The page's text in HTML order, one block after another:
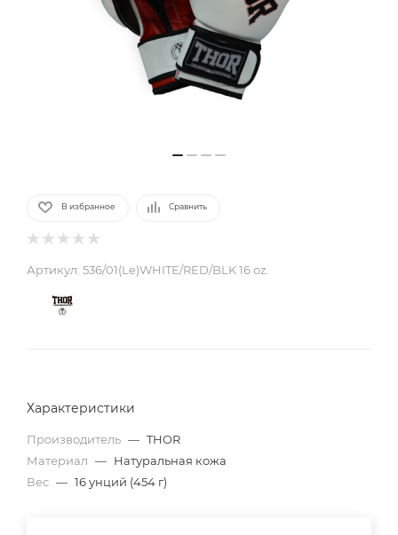
В избранное Сравнить
Артикул: 536/01(Le)WHITE/RED/BLK 16 oz.
Характеристики
Производитель — THOR
Материал — Натуральная кожа
Вес — 16 унций (454 г)